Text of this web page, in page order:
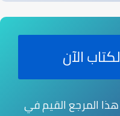
الآن
المرجع القيم في